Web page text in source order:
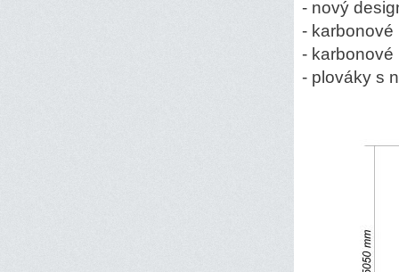
- nový
- karbonové
- karbonové
- plováky s